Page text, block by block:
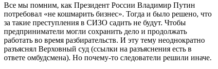
Все мы помним, как Президент России Владимир Путин
потребовал «не кошмарить бизнес». Тогда и было решено, что
за такие преступления в СИЗО садить не будут. Чтобы
предприниматели могли сохранить дело и продолжать
работать во время разбирательств. И эту тему неоднократно
разъяснял Верховный суд (ссылки на разъяснения есть в
ответе омбудсмена). Но почему-то следователи решили иначе.